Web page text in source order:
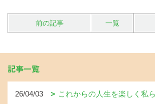
前の記事 一覧
記事一覧
26/04/03
これからの人生を楽しく私